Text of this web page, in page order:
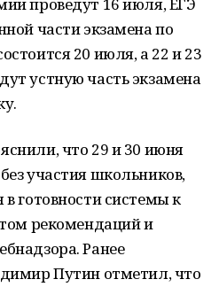
части экзамена по
20 июля, а 22 и 23
устную часть экзамена
что 29 и 30 июня
участия школьников,
готовности системы к
рекомендаций и
Ранее
Путин отметил, что